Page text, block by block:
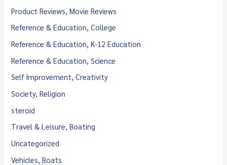
Product Reviews, Movie Reviews
Reference & Education, College
Reference & Education, K-12 Education
Reference & Education, Science
Self Improvement, Creativity
Society, Religion
steroid
Travel & Leisure, Boating
Uncategorized
Vehicles, Boats